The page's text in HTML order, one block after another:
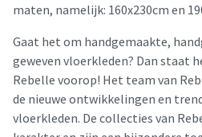
maten, namelijk: 160x230cm en
Gaat het om handgemaakte,
geweven vloerkleden? Dan staat
Rebelle voorop! Het team van
de nieuwe ontwikkelingen en
vloerkleden. De collecties van